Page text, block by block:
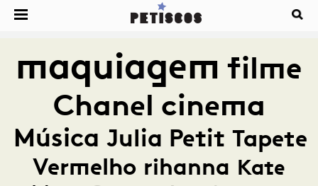
maquiagem filme
Chanel cinema
Música Julia Petit Tapete
Vermelho rihanna Kate